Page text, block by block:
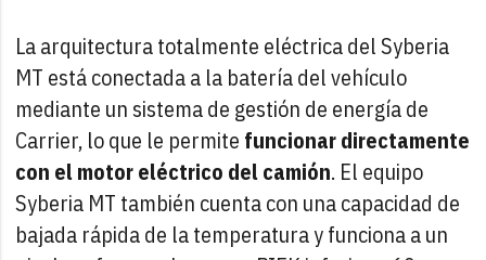
La arquitectura totalmente eléctrica del Syberia
MT está conectada a la batería del vehículo
mediante un sistema de gestión de energía de
Carrier, lo que le permite funcionar directamente
con el motor eléctrico del camión. El equipo
Syberia MT también cuenta con una capacidad de
bajada rápida de la temperatura y funciona a un